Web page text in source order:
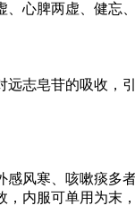
心脾两虚、健忘
志皂苷的吸收
风寒、咳嗽痰
内服可单用为